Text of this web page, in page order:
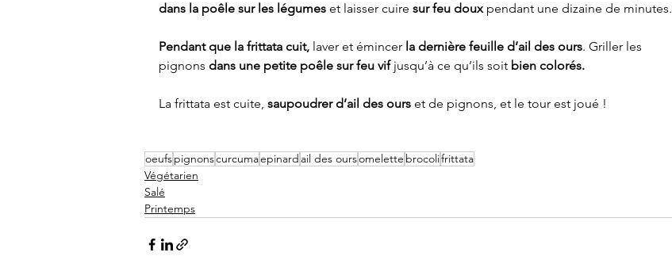
dans la poêle sur les légumes et laisser cuire sur feu doux pendant une dizaine de minutes.
Pendant que la frittata cuit, laver et émincer la dernière feuille d’ail des ours. Griller les
pignons dans une petite poêle sur feu vif jusqu’à ce qu’ils soit bien colorés.
La frittata est cuite, saupoudrer d’ail des ours et de pignons, et le tour est joué !
oeufspignonscurcumaepinard ail des oursomelette brocolifrittata
Végétarien
Salé
Printemps